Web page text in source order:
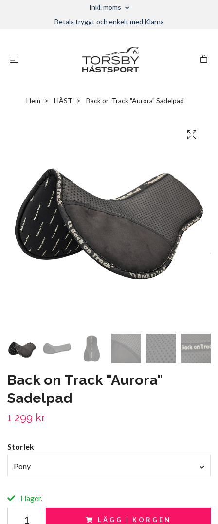
Inkl. moms
Betala tryggt och enkelt med Klarna
Hem HÄST Back on Track "Aurora" Sadelpad
Back on Track "Aurora"
Sadelpad
1 299 kr
Storlek
Pony
I lager.
LÄGG I KORGEN